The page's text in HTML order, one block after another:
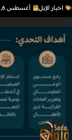
اخبار الإبل أغسطس 6, 2026